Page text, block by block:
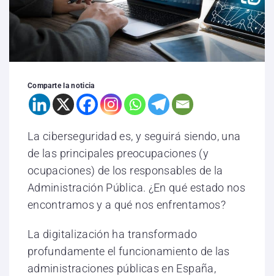
Comparte la noticia
La ciberseguridad es, y seguirá siendo, una
de las principales preocupaciones (y
ocupaciones) de los responsables de la
Administración Pública. ¿En qué estado nos
encontramos y a qué nos enfrentamos?
La digitalización ha transformado
profundamente el funcionamiento de las
administraciones públicas en España,